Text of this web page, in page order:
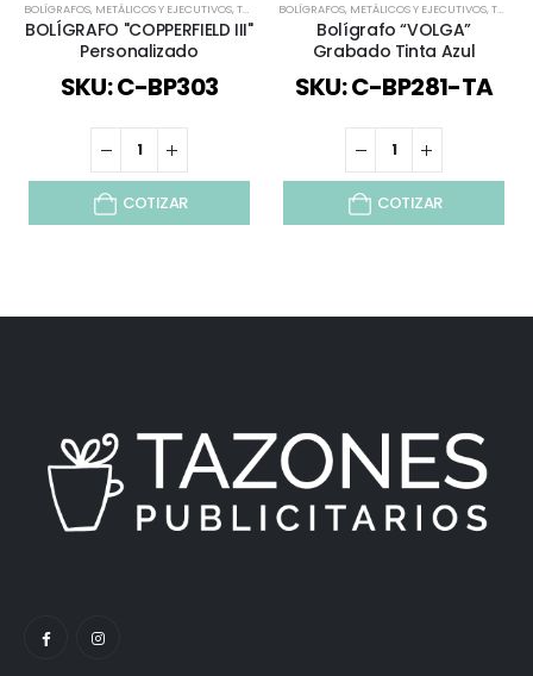
BOLÍGRAFOS, METÁLICOS Y EJECUTIVOS,TODOS
BOLÍGRAFO "COPPERFIELD III"
Personalizado
SKU: C-BP303
COTIZAR
BOLÍGRAFOS, METÁLICOS Y EJECUTIVOS,TODOS
Bolígrafo “VOLGA”
Grabado Tinta Azul
SKU: C-BP281-TA
COTIZAR